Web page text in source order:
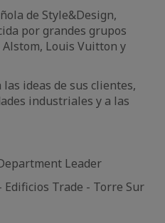
de Style&Design,
por grandes grupos
Alstom, Louis Vuitton y
ideas de sus clientes,
industriales y a las
Leader
Edificios Trade - Torre Sur